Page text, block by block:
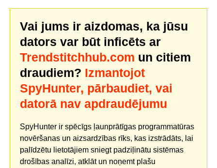
Vai jums ir aizdomas, ka jūsu
dators var būt inficēts ar
Trendstitchhub.com un citiem
draudiem? Izmantojot
SpyHunter, pārbaudiet, vai
datorā nav apdraudējumu
SpyHunter ir spēcīgs ļaunprātīgas programmatūras
novēršanas un aizsardzības rīks, kas izstrādāts, lai
palīdzētu lietotājiem sniegt padziļinātu sistēmas
drošības analīzi, atklāt un noņemt plašu